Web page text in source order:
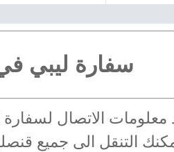
سفارة ليبي
معلومات الاتصال
التنقل الى جميع